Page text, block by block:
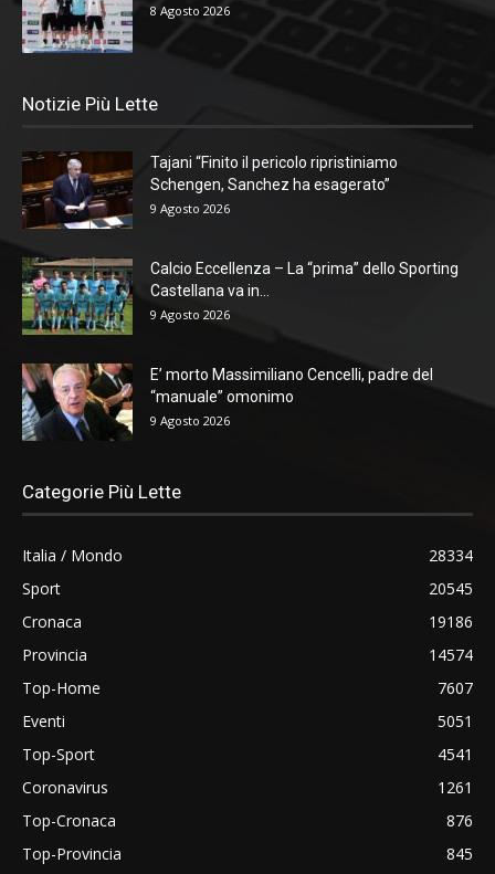
8 Agosto 2026
Notizie Più Lette
Tajani “Finito il pericolo ripristiniamo
Schengen, Sanchez ha esagerato”
9 Agosto 2026
Calcio Eccellenza – La “prima” dello Sporting
Castellana va in...
9 Agosto 2026
E’ morto Massimiliano Cencelli, padre del
“manuale” omonimo
9 Agosto 2026
Categorie Più Lette
Italia / Mondo
28334
Sport
20545
Cronaca
19186
Provincia
14574
Top-Home
7607
Eventi
5051
Top-Sport
4541
Coronavirus
1261
Top-Cronaca
876
Top-Provincia
845